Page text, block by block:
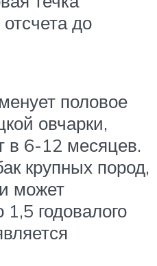
до
половое
овчарки,
в 6-12 месяцев.
крупных пород,
может
годовалого